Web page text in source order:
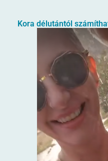
Kora délutántól